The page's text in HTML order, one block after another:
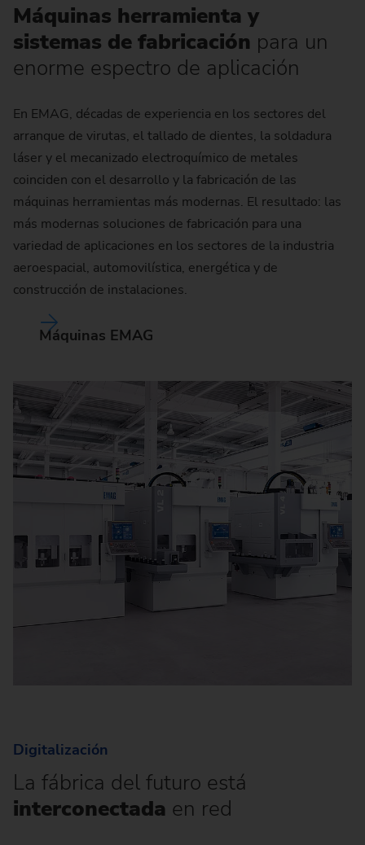
Máquinas herramienta y
sistemas de fabricación para un
enorme espectro de aplicación
En EMAG, décadas de experiencia en los sectores del
arranque de virutas, el tallado de dientes, la soldadura
láser y el mecanizado electroquímico de metales
coinciden con el desarrollo y la fabricación de las
máquinas herramientas más modernas. El resultado: las
más modernas soluciones de fabricación para una
variedad de aplicaciones en los sectores de la industria
aeroespacial, automovilística, energética y de
construcción de instalaciones.
Máquinas EMAG
Digitalización
La fábrica del futuro está
interconectada en red